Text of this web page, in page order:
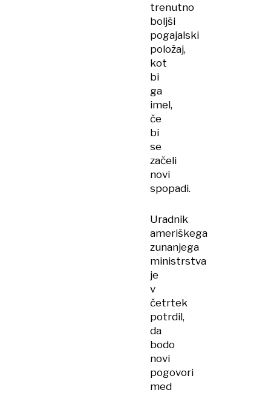
trenutno
boljši
pogajalski
položaj,
kot
bi
ga
imel,
če
bi
se
začeli
novi
spopadi.
Uradnik
ameriškega
zunanjega
ministrstva
je
v
četrtek
potrdil,
da
bodo
novi
pogovori
med